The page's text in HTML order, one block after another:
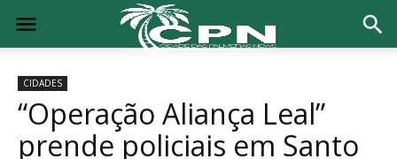
CIDADES
“Operação Aliança Leal”
prende policiais em Santo